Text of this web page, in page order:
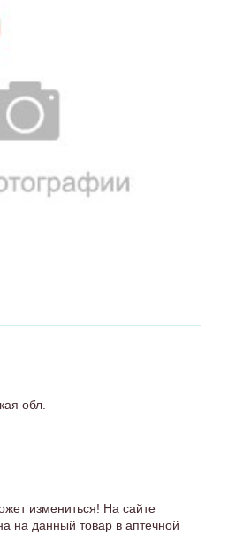
обл.
измениться! На сайте
на данный товар в аптечной